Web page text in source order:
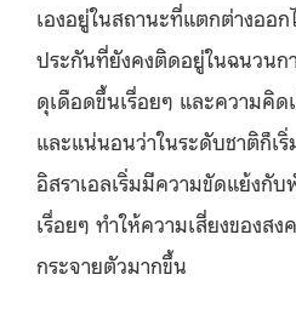
เองอยู่ในสถานะที่แตกต่างออ
ประกันที่ยังคงติดอยู่ในฉนวนก
ดุเดือดขึ้นเรื่อยๆ และความคิ
และแน่นอนว่าในระดับชาติก็เ
อิสราเอลเริ่มมีความขัดแย้งกั
เรื่อยๆ ทำให้ความเสี่ยงของส
กระจายตัวมากขึ้น